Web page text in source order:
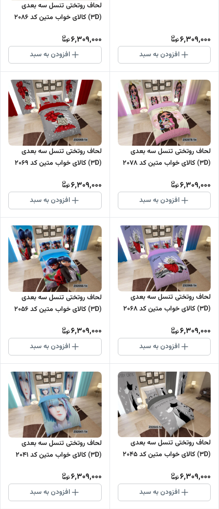
6,309,000
افزودن به سبد
لحاف روتختی تنسل سه بعدی
(3D) کالای خواب متین کد 2086
6,309,000
افزودن به سبد
لحاف روتختی تنسل سه بعدی
(3D) کالای خواب متین کد 2078
6,309,000
افزودن به سبد
لحاف روتختی تنسل سه بعدی
(3D) کالای خواب متین کد 2069
6,309,000
افزودن به سبد
لحاف روتختی تنسل سه بعدی
(3D) کالای خواب متین کد 2068
6,309,000
افزودن به سبد
لحاف روتختی تنسل سه بعدی
(3D) کالای خواب متین کد 2056
6,309,000
افزودن به سبد
لحاف روتختی تنسل سه بعدی
(3D) کالای خواب متین کد 2045
6,309,000
افزودن به سبد
لحاف روتختی تنسل سه بعدی
(3D) کالای خواب متین کد 2041
6,309,000
افزودن به سبد